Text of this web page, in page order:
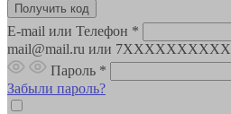
E-mail или Телефон *
mail@mail.ru или 7XXXXXXXXXX
Пароль *
Забыли пароль?